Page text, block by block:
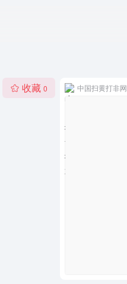
收藏 0 中国扫黄打非网